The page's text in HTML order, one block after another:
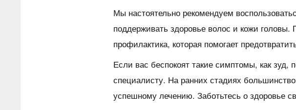
Мы настоятельно рекомендуем
поддерживать здоровье волос и кожи
профилактика, которая помогает
Если вас беспокоят такие симптомы, как зуд,
специалисту. На ранних стадиях
успешному лечению. Заботьтесь о здоровье